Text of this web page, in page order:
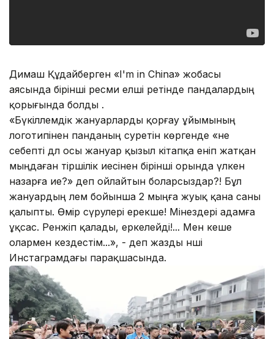
Димаш Құдайберген «I'm in China» жобасы
аясында бірінші ресми елші ретінде пандалардың
қорығында болды .
«Бүкіләлемдік жануарларды қорғау ұйымының
логотипінен панданың суретін көргенде «не
себепті дәл осы жануар қызыл кітапқа еніп жатқан
мыңдаған тіршілік иесінен бірінші орында үлкен
назарға ие?» деп ойлайтын боларсыздар?! Бұл
жануардың әлем бойынша 2 мыңға жуық қана саны
қалыпты. Өмір сүрулері ерекше! Мінездері адамға
ұқсас. Ренжіп қалады, еркелейді!... Мен кеше
олармен кездестім...», - деп жазды әнші
Инстаграмдағы парақшасында.